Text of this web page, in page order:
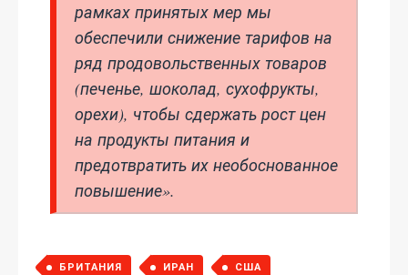
рамках принятых мер мы
обеспечили снижение тарифов на
ряд продовольственных товаров
(печенье, шоколад, сухофрукты,
орехи), чтобы сдержать рост цен
на продукты питания и
предотвратить их необоснованное
повышение».
БРИТАНИЯ ИРАН США